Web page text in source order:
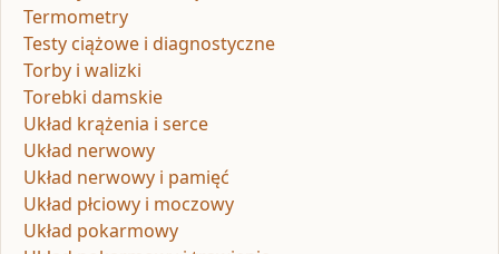
Termometry
Testy ciążowe i diagnostyczne
Torby i walizki
Torebki damskie
Układ krążenia i serce
Układ nerwowy
Układ nerwowy i pamięć
Układ płciowy i moczowy
Układ pokarmowy